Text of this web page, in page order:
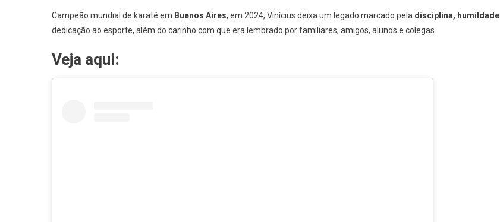
Campeão mundial de karatê em Buenos Aires, em 2024, Vinícius deixa um legado marcado pela disciplina, humildade
dedicação ao esporte, além do carinho com que era lembrado por familiares, amigos, alunos e colegas.
Veja aqui: